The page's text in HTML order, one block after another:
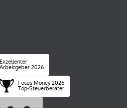
Exzellenter
Arbeitgeber 2026
Focus Money 2026
Top-Steuerberater